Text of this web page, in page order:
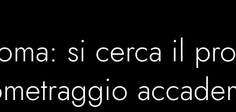
si cerca il